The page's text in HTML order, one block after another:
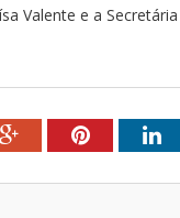
Valente e a
Google+Pinterest